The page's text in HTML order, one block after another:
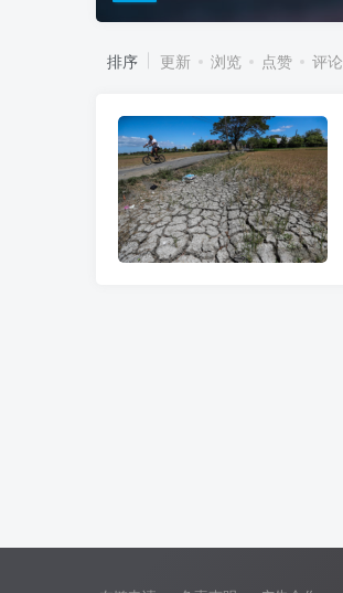
排序 更新 浏览 点赞 评论